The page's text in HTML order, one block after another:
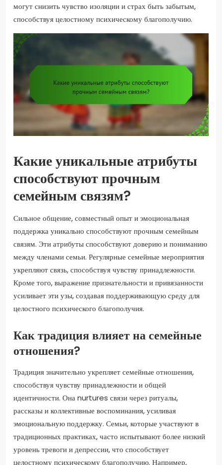
могут снизить чувство изоляции и страх быть забытым,
способствуя целостному психическому благополучию.
Какие уникальные атрибуты
способствуют прочным
семейным связям?
Сильное общение, совместный опыт и эмоциональная
поддержка уникально способствуют прочным семейным
связям. Эти атрибуты способствуют доверию и пониманию
между членами семьи. Регулярные семейные мероприятия
укрепляют связь, способствуя чувству принадлежности.
Кроме того, выражение признательности и привязанности
усиливает эти узы, создавая поддерживающую среду для
целостного психического благополучия.
Как традиция влияет на семейные
отношения?
Традиция значительно укрепляет семейные отношения,
способствуя чувству принадлежности и общей
идентичности. Она nurtures связи через ритуалы,
рассказы и коллективные воспоминания, усиливая
эмоциональную поддержку. Семьи, которые участвуют в
традиционных практиках, часто испытывают более низкий
уровень тревоги и депрессии, что способствует
целостному психическому благополучию. Например,